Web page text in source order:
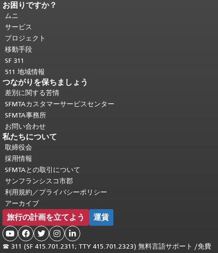
ページコンテンツの終わり。
ジの残りの部分はすべてのページで繰
り返されます。
頭に戻る。
お困りですか？
ムニ
サービス
プロジェクト
移動手段
SF 311
511 地域情報
つながりを保ちましょう
差別に関する苦情
SFMTAカスタマーサービスセンター
SFMTA事務所
お問い合わせ
私たちについて
取締役会
採用情報
SFMTAとの取引について
サンフランシスコ市郡
利用規約／プライバシーポリシー
アーカイブ
旅行の計画を立てよう 運賃
    
☎ 311 (SF 415.701.2311; TTY 415.701.2323) 無料言語サポート /免費